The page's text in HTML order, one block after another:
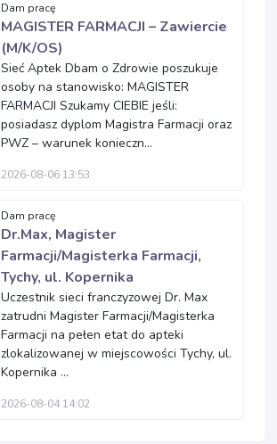
Dam pracę
MAGISTER FARMACJI – Zawiercie
(M/K/OS)
Sieć Aptek Dbam o Zdrowie poszukuje
osoby na stanowisko: MAGISTER
FARMACJI Szukamy CIEBIE jeśli:
posiadasz dyplom Magistra Farmacji oraz
PWZ – warunek konieczn...
2026-08-06 13:53
Dam pracę
Dr.Max, Magister
Farmacji/Magisterka Farmacji,
Tychy, ul. Kopernika
Uczestnik sieci franczyzowej Dr. Max
zatrudni Magister Farmacji/Magisterka
Farmacji na pełen etat do apteki
zlokalizowanej w miejscowości Tychy, ul.
Kopernika ...
2026-08-04 14:02